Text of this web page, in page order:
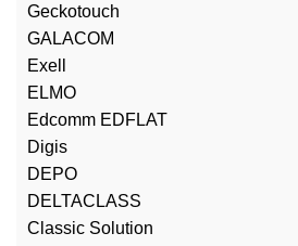
Geckotouch
GALACOM
Exell
ELMO
Edcomm EDFLAT
Digis
DEPO
DELTACLASS
Classic Solution